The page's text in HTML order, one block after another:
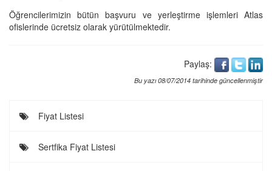
Öğrencilerimizin bütün başvuru ve yerleştirme işlemleri Atlas
ofislerinde ücretsiz olarak yürütülmektedir.
Paylaş:
Bu yazı 08/07/2014 tarihinde güncellenmiştir
Fiyat Listesi
Sertfika Fiyat Listesi